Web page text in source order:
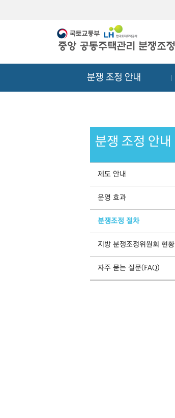
분쟁 조정 안내
분쟁 조정 안내
제도 안내
운영 효과
분쟁조정 절차
지방 분쟁조정위원회 현황
자주 묻는 질문(FAQ)